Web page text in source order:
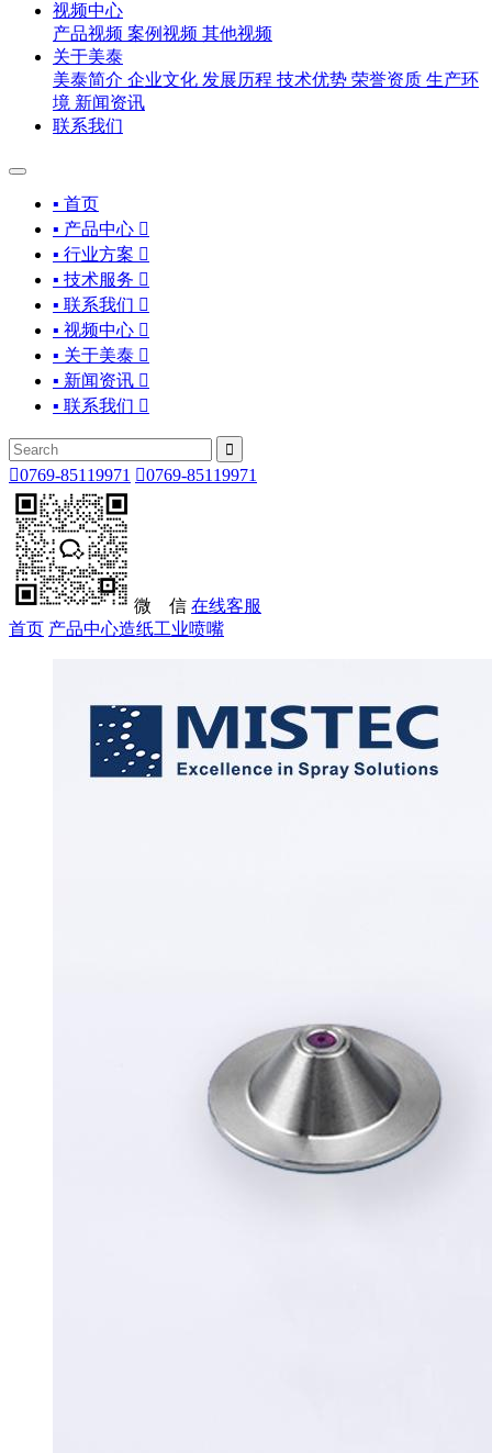
视频中心
产品视频 案例视频 其他视频
关于美泰
美泰简介 企业文化 发展历程 技术优势 荣誉资质 生产环
境 新闻资讯
联系我们
▪ 首页
▪ 产品中心 
▪ 行业方案 
▪ 技术服务 
▪ 联系我们 
▪ 视频中心 
▪ 关于美泰 
▪ 新闻资讯 
▪ 联系我们 

0769-85119971 0769-85119971
微 信 在线客服
首页 产品中心造纸工业喷嘴